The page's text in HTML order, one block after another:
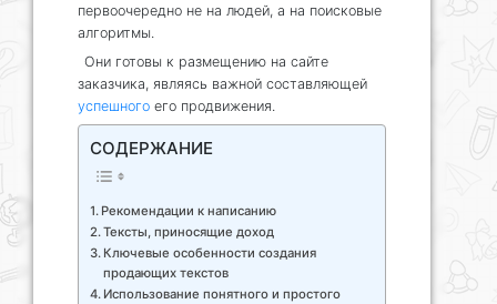
первоочередно не на людей, а на поисковые
алгоритмы.
Они готовы к размещению на сайте
заказчика, являясь важной составляющей
успешного его продвижения.
СОДЕРЖАНИЕ
Рекомендации к написанию
Тексты, приносящие доход
Ключевые особенности создания
продающих текстов
Использование понятного и простого